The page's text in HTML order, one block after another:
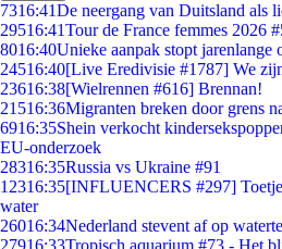
7316:41De neergang van Duitsland als
29516:41Tour de France femmes 2026
8016:40Unieke aanpak stopt
24516:40[Live Eredivisie #1787] We
23616:38[Wielrennen #616] Brennan!
21516:36Migranten breken door grens
6916:35Shein verkocht
EU-onderzoek
28316:35Russia vs Ukraine #91
12316:35[INFLUENCERS #297]
water
26016:34Nederland stevent af op
27916:33Tropisch aquarium #73 - Het